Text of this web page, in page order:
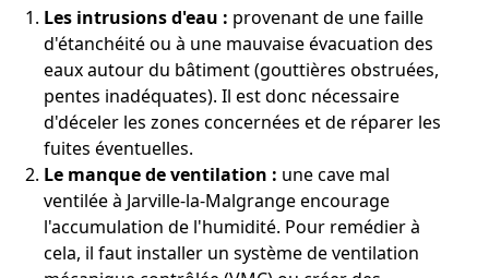
Les intrusions d'eau : provenant de une faille
d'étanchéité ou à une mauvaise évacuation des
eaux autour du bâtiment (gouttières obstruées,
pentes inadéquates). Il est donc nécessaire
d'déceler les zones concernées et de réparer les
fuites éventuelles.
Le manque de ventilation : une cave mal
ventilée à Jarville-la-Malgrange encourage
l'accumulation de l'humidité. Pour remédier à
cela, il faut installer un système de ventilation